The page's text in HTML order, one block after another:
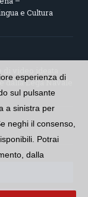
e Cultura
dalla Lega Navale
esperienza di
sul pulsante
a sinistra per
neghi il consenso,
Potrai
dalla